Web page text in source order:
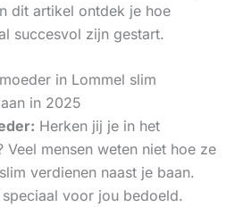
dit artikel ontdek je hoe
succesvol zijn gestart.
in Lommel slim
in 2025
Herken jij je in het
mensen weten niet hoe ze
verdienen naast je baan.
voor jou bedoeld.